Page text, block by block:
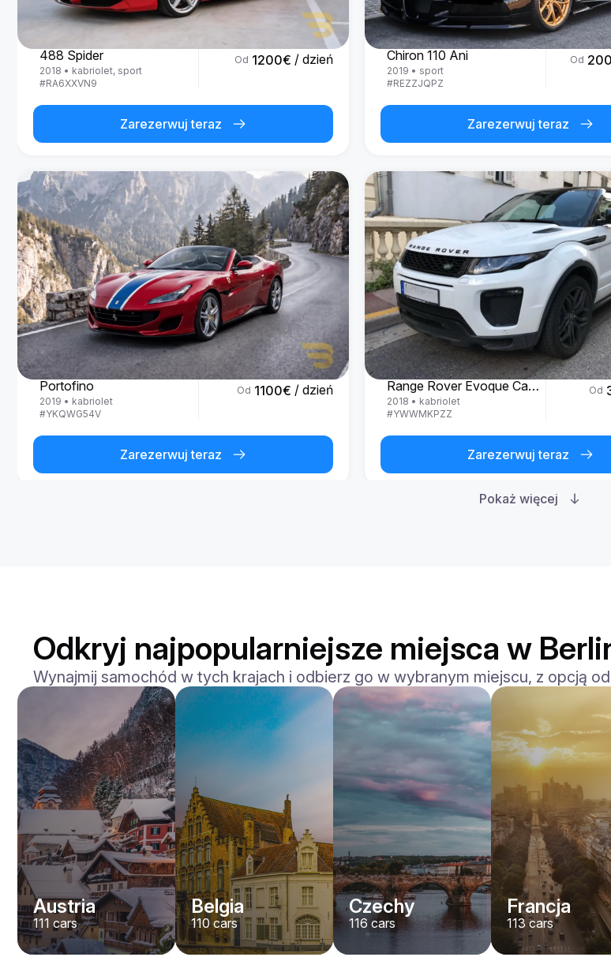
488 Spider
2018 • kabriolet, sport
#RA6XXVN9
Od 1200€ / dzień
Zarezerwuj teraz
Bugatti
Chiron 110 Ani
2019 • sport
#REZZJQPZ
Od
Zarezerwuj teraz
Ferrari
Portofino
2019 • kabriolet
#YKQWG54V
Od 1100€ / dzień
Zarezerwuj teraz
Land Rover
Range Rover Evoque Cabrio
2018 • kabriolet
#YWWMKPZZ
Od
Zarezerwuj teraz
Mercedes Benz
Maybach S-klasse 580
#
YXWG36PR
Od 750€ / dzień
Zarezerwuj teraz
Ferrari
F8 Spider
2022• kabriolet, sport
RNWMPA4V
Od
Zarezerwuj teraz
Pokaż więcej
Odkryj najpopularniejsze miejsca w
Wynajmij samochód w tych krajach i odbierz go w wybranym miejscu, z opcją
Austria
111 cars
Belgia
110cars
Czechy
116cars
Francja
113cars